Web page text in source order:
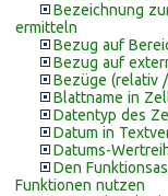
Bezeichnung
ermitteln
Bezug auf
Bezug auf
Bezüge (relativ
Blattname in
Datentyp des
Datum in
Datums-
Den
Funktionen nutzen